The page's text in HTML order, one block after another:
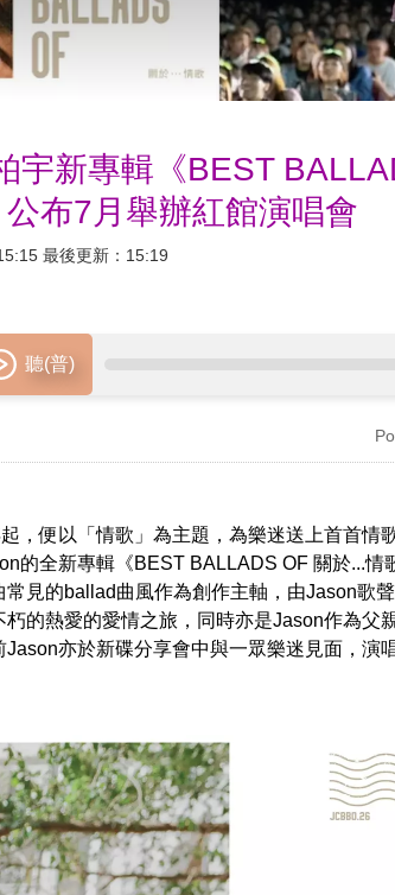
宇新專輯《BEST
布7月舉辦紅館演唱會
最後更新：15:19
，便以「情歌」為主題，為樂迷送上首首情
的全新專輯《BEST BALLADS OF 關於...情
常見的ballad曲風作為創作主軸，由Jason歌
朽的熱愛的愛情之旅，同時亦是Jason作為父
亦於新碟分享會中與一眾樂迷見面，演